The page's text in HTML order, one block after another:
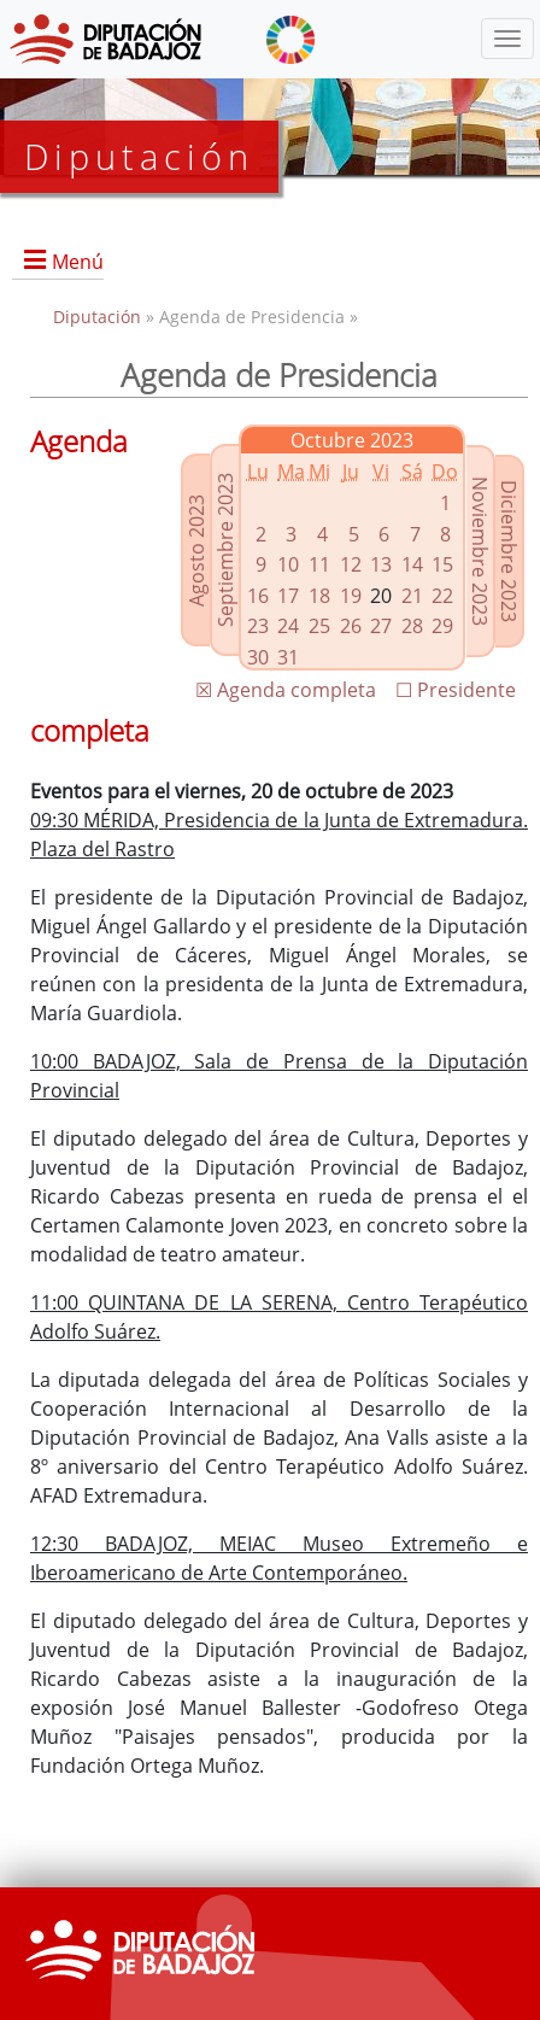
Diputación
Menú
Presidencia
Grupos Políticos
Enlaces relacionados
Agenda de Presidencia
Plenos provinciales y Juntas de gobierno
Oficina de Proyectos Europeos
Diputación » Agenda de Presidencia »
Agenda de Presidencia
Agosto 2023Septiembre 2023
Octubre 2023
Lu Ma Mi Ju Vi Sá Do
1
2
3 4 5 6 7
8
9 10 11 12 13 14 15
16 17 18 19 20 21 22
23 24 25 26 27 28 29
30 31
Diciembre 2023
Noviembre 2023
☐ Presidente
☒ Agenda completa
Agenda
completa
Eventos para el viernes, 20 de octubre de 2023
09:30 MÉRIDA, Presidencia de la Junta de Extremadura.
Plaza del Rastro
El presidente de la Diputación Provincial de Badajoz,
Miguel Ángel Gallardo y el presidente de la Diputación
Provincial de Cáceres, Miguel Ángel Morales, se
reúnen con la presidenta de la Junta de Extremadura,
María Guardiola.
10:00 BADAJOZ, Sala de Prensa de la Diputación
Provincial
El diputado delegado del área de Cultura, Deportes y
Juventud de la Diputación Provincial de Badajoz,
Ricardo Cabezas presenta en rueda de prensa el el
Certamen Calamonte Joven 2023, en concreto sobre la
modalidad de teatro amateur.
11:00 QUINTANA DE LA SERENA, Centro Terapéutico
Adolfo Suárez.
La diputada delegada del área de Políticas Sociales y
Cooperación Internacional al Desarrollo de la
Diputación Provincial de Badajoz, Ana Valls asiste a la
8º aniversario del Centro Terapéutico Adolfo Suárez.
AFAD Extremadura.
12:30 BADAJOZ, MEIAC Museo Extremeño e
Iberoamericano de Arte Contemporáneo.
El diputado delegado del área de Cultura, Deportes y
Juventud de la Diputación Provincial de Badajoz,
Ricardo Cabezas asiste a la inauguración de la
exposión José Manuel Ballester -Godofreso Otega
Muñoz "Paisajes pensados", producida por la
Fundación Ortega Muñoz.